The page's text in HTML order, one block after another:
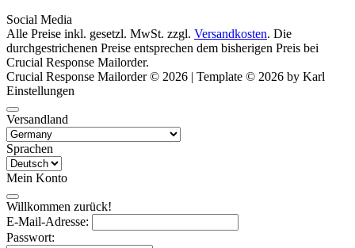
Social Media
Alle Preise inkl. gesetzl. MwSt. zzgl. Versandkosten. Die
durchgestrichenen Preise entsprechen dem bisherigen Preis bei
Crucial Response Mailorder.
Crucial Response Mailorder © 2026 | Template © 2026 by Karl
Einstellungen
Versandland
Sprachen
Mein Konto
Willkommen zurück!
E-Mail-Adresse:
Passwort: